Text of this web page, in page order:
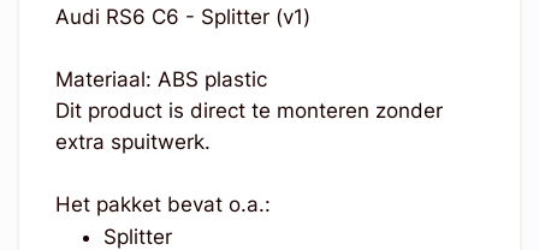
Audi RS6 C6 - Splitter (v1)
Materiaal: ABS plastic
Dit product is direct te monteren zonder
extra spuitwerk.
Het pakket bevat o.a.:
Splitter